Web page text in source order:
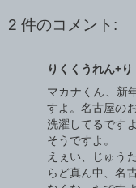
2 件のコメント:
りくくうれん+り
マカナくん、新
すよ。名古屋の
洗濯してるです
そうですよ。
えぇい、じゅう
らど真ん中、名